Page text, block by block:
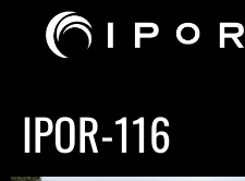
IPOR-116